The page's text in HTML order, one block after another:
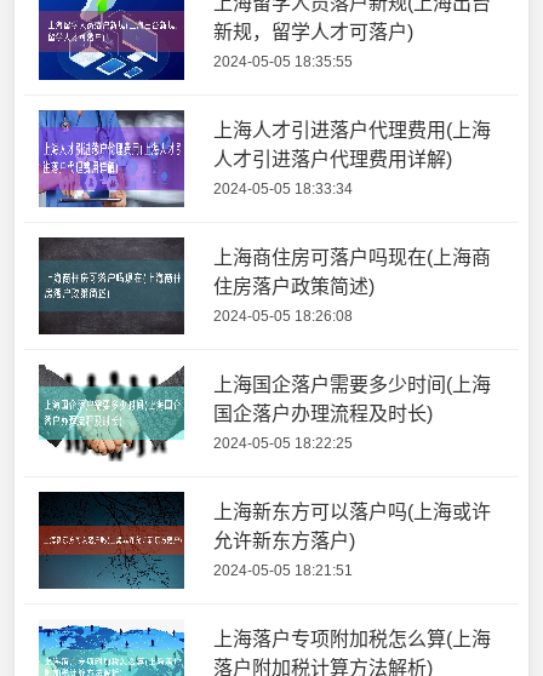
新规，留学人才可落户)
2024-05-05 18:35:55
上海人才引进落户代理费用(上海
人才引进落户代理费用详解)
2024-05-05 18:33:34
上海商住房可落户吗现在(上海商
住房落户政策简述)
2024-05-05 18:26:08
上海国企落户需要多少时间(上海
国企落户办理流程及时长)
2024-05-05 18:22:25
上海新东方可以落户吗(上海或许
允许新东方落户)
2024-05-05 18:21:51
上海落户专项附加税怎么算(上海
落户附加税计算方法解析)